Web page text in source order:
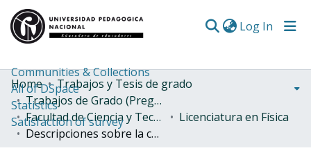
Log In
Communities & Collections
All of DSpace
Statistics
Satisfaction of survey
Home
Trabajos y Tesis de grado
Trabajos de Grado (Pregrado)
Facultad de Ciencia y Tecnología
Licenciatura en Física
Descripciones sobre la concepción de tiempo : un contraste sobre las ideas clásicas y la relación con su enseñanza.